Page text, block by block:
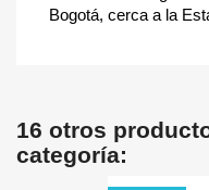
Bogotá, cerca a la
16 otros
categoría: